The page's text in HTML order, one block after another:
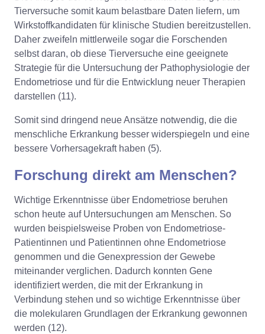
Tierversuche somit kaum belastbare Daten liefern, um
Wirkstoffkandidaten für klinische Studien bereitzustellen.
Daher zweifeln mittlerweile sogar die Forschenden
selbst daran, ob diese Tierversuche eine geeignete
Strategie für die Untersuchung der Pathophysiologie der
Endometriose und für die Entwicklung neuer Therapien
darstellen (11).
Somit sind dringend neue Ansätze notwendig, die die
menschliche Erkrankung besser widerspiegeln und eine
bessere Vorhersagekraft haben (5).
Forschung direkt am Menschen?
Wichtige Erkenntnisse über Endometriose beruhen
schon heute auf Untersuchungen am Menschen. So
wurden beispielsweise Proben von Endometriose-
Patientinnen und Patientinnen ohne Endometriose
genommen und die Genexpression der Gewebe
miteinander verglichen. Dadurch konnten Gene
identifiziert werden, die mit der Erkrankung in
Verbindung stehen und so wichtige Erkenntnisse über
die molekularen Grundlagen der Erkrankung gewonnen
werden (12).